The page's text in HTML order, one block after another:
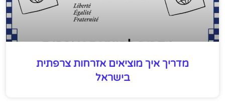
מדריך איך מוציאים אזרחות צרפתית
בישראל